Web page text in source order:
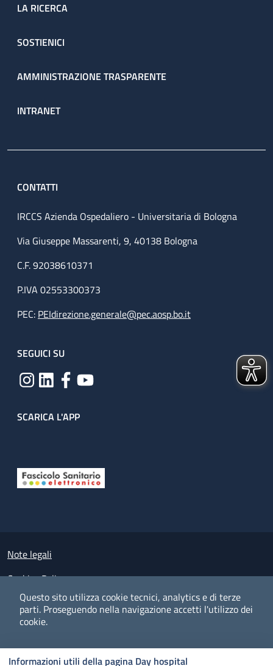
Questo sito utilizza cookie tecnici, analytics e di terze
parti. Proseguendo nella navigazione accetti l'utilizzo dei
cookie.
Informazioni utili della pagina Day hospital
LA RICERCA
SOSTIENICI
AMMINISTRAZIONE TRASPARENTE
INTRANET
CONTATTI
IRCCS Azienda Ospedaliero - Universitaria di Bologna
Via Giuseppe Massarenti, 9, 40138 Bologna
C.F. 92038610371
P.IVA 02553300373
PEC: PEIdirezione.generale@pec.aosp.bo.it
SEGUICI SU
SCARICA L'APP
Small prints
Note legali
Cookies Policy
Policy privacy e protezione del dato personale
Albo pretorio on-line
Dichiarazione di accessibilità